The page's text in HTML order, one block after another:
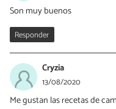
Son muy buenos
Responder
Cryzia
13/08/2020
Me gustan las recetas de